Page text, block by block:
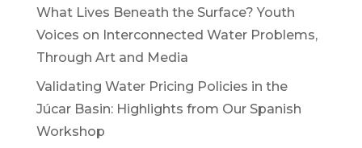
What Lives Beneath the Surface? Youth
Voices on Interconnected Water Problems,
Through Art and Media
Validating Water Pricing Policies in the
Júcar Basin: Highlights from Our Spanish
Workshop